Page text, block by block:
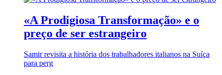
«A Prodigiosa Transformação» e o
preço de ser estrangeiro
Samir revisita a história dos trabalhadores italianos na Suíça
para perg